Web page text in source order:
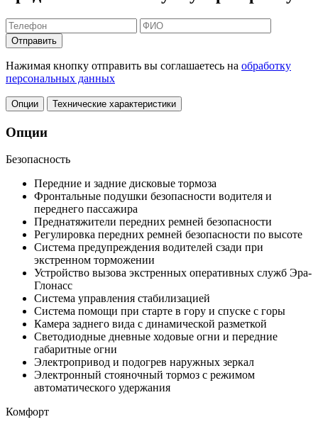
Отправить
Нажимая кнопку отправить вы соглашаетесь на обработку
персональных данных
Опции Технические характеристики
Опции
Безопасность
Передние и задние дисковые тормоза
Фронтальные подушки безопасности водителя и
переднего пассажира
Преднатяжители передних ремней безопасности
Регулировка передних ремней безопасности по высоте
Система предупреждения водителей сзади при
экстренном торможении
Устройство вызова экстренных оперативных служб Эра-
Глонасс
Система управления стабилизацией
Система помощи при старте в гору и спуске с горы
Камера заднего вида с динамической разметкой
Светодиодные дневные ходовые огни и передние
габаритные огни
Электропривод и подогрев наружных зеркал
Электронный стояночный тормоз с режимом
автоматического удержания
Комфорт